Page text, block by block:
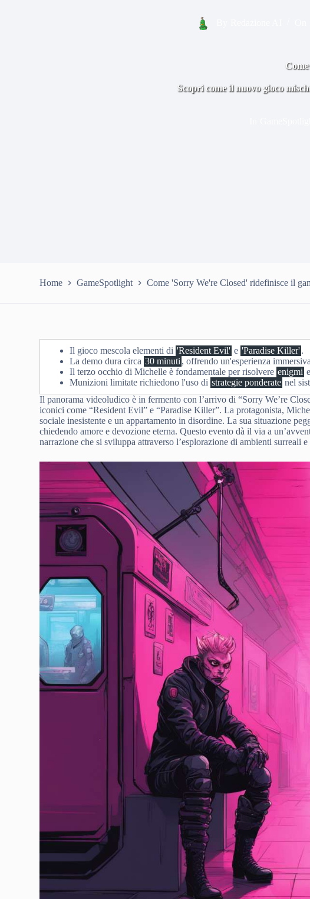
Scopri come il nuovo gioco
Home GameSpotlight Come 'Sorry We're Closed' ridefinisce il
Il gioco mescola elementi di 'Resident Evil' e 'Paradise Killer'.
La demo dura circa 30 minuti , offrendo un'esperienza
Il terzo occhio di Michelle è fondamentale per risolvere enigmi
Munizioni limitate richiedono l'uso di strategie ponderate nel
Il panorama videoludico è in fermento con l’arrivo di “Sorry We’re
iconici come “Resident Evil” e “Paradise Killer”. La protagonista,
sociale inesistente e un appartamento in disordine. La sua situazione
chiedendo amore e devozione eterna. Questo evento dà il via a
narrazione che si sviluppa attraverso l’esplorazione di ambienti surreali